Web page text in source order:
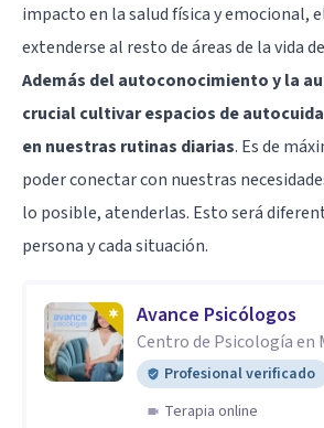
impacto en la salud física y emocional,
extenderse al resto de áreas de la vida
Además del autoconocimiento y la
crucial cultivar espacios de
en nuestras rutinas diarias. Es de
poder conectar con nuestras
lo posible, atenderlas. Esto será
persona y cada situación.
Avance Psicólogos
Centro de Psicología en
Profesional verificado
Terapia online